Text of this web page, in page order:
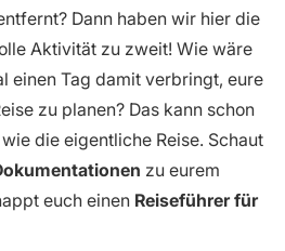
Dann haben wir hier die
Aktivität zu zweit! Wie wäre
einen Tag damit verbringt, eure
zu planen? Das kann schon
die eigentliche Reise. Schaut
zu eurem
euch einen Reiseführer für